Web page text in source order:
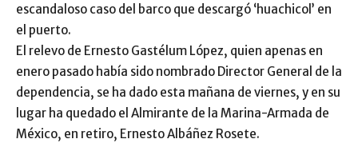
escandaloso caso del barco que descargó ‘huachicol’ en
el puerto.
El relevo de Ernesto Gastélum López, quien apenas en
enero pasado había sido nombrado Director General de la
dependencia, se ha dado esta mañana de viernes, y en su
lugar ha quedado el Almirante de la Marina-Armada de
México, en retiro, Ernesto Albáñez Rosete.